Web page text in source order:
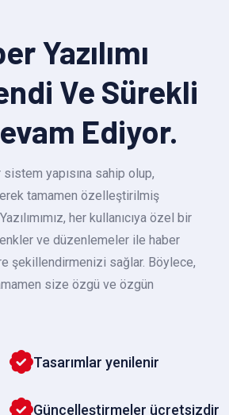
Yazılımı
Ve Sürekli
Ediyor.
sistem yapısına sahip olup,
tamamen özelleştirilmiş
her kullanıcıya özel bir
ve düzenlemeler ile haber
şekillendirmenizi sağlar. Böylece,
size özgü ve özgün
Tasarımlar yenilenir
Güncelleştirmeler ücretsizdir